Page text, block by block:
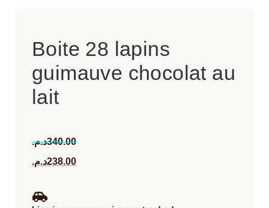
Boite 28 lapins
guimauve chocolat au
lait
340.00د.م.
238.00د.م.